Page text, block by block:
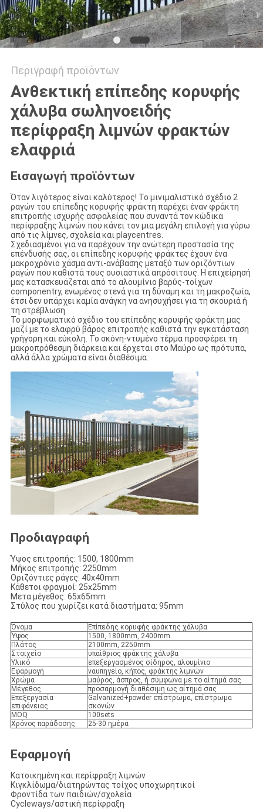
Περιγραφή προϊόντων
Ανθεκτική επίπεδης κορυφής
χάλυβα σωληνοειδής
περίφραξη λιμνών φρακτών
ελαφριά
Εισαγωγή προϊόντων
Όταν λιγότερος είναι καλύτερος! Το μινιμαλιστικό σχέδιο 2
ραγών του επίπεδης κορυφής φράκτη παρέχει έναν φράκτη
επιτροπής ισχυρής ασφαλείας που συναντά τον κώδικα
περίφραξης λιμνών που κάνει τον μια μεγάλη επιλογή για γύρω
από τις λίμνες, σχολεία και playcentres.
Σχεδιασμένοι για να παρέχουν την ανώτερη προστασία της
επένδυσής σας, οι επίπεδης κορυφής φράκτες έχουν ένα
μακροχρόνιο χάσμα αντι-ανάβασης μεταξύ των οριζόντιων
ραγών που καθιστά τους ουσιαστικά απρόσιτους. Η επιχείρησή
μας κατασκευάζεται από το αλουμίνιο βαρύς-τοίχων
componentry, ενωμένος στενά για τη δύναμη και τη μακροζωία,
έτσι δεν υπάρχει καμία ανάγκη να ανησυχήσει για τη σκουριά ή
τη στρέβλωση.
Το μορφωματικό σχέδιο του επίπεδης κορυφής φράκτη μας
μαζί με το ελαφρύ βάρος επιτροπής καθιστά την εγκατάσταση
γρήγορη και εύκολη. Το σκόνη-ντυμένο τέρμα προσφέρει τη
μακροπρόθεσμη διάρκεια και έρχεται στο Μαύρο ως πρότυπα,
αλλά άλλα χρώματα είναι διαθέσιμα.
Προδιαγραφή
Ύψος επιτροπής: 1500, 1800mm
Μήκος επιτροπής: 2250mm
Οριζόντιες ράγες: 40x40mm
Κάθετοι φραγμοί: 25x25mm
Μετα μέγεθος: 65x65mm
Στύλος που χωρίζει κατά διαστήματα: 95mm
Όνομα
Επίπεδης κορυφής φράκτης χάλυβα
Ύψος
1500, 1800mm, 2400mm
Πλάτος
2100mm, 2250mm
Στοιχείο
υπαίθριος φράκτης χάλυβα
Υλικό
επεξεργασμένος σίδηρος, αλουμίνιο
Εφαρμογή
ναυπηγείο, κήπος, φράκτης λιμνών
Χρώμα
μαύρος, άσπρος, ή σύμφωνα με το αίτημά σας
Μέγεθος
προσαρμογή διαθέσιμη ως αίτημά σας
Επεξεργασία
επιφάνειας
Galvanized+powder επίστρωμα, επίστρωμα
σκονών
MOQ
100sets
Χρόνος παράδοσης
25-30 ημέρα
Εφαρμογή
Κατοικημένη και περίφραξη λιμνών
Κιγκλίδωμα/διατηρώντας τοίχος υποχωρητικοί
Φροντίδα των παιδιών/σχολεία
Cycleways/αστική περίφραξη